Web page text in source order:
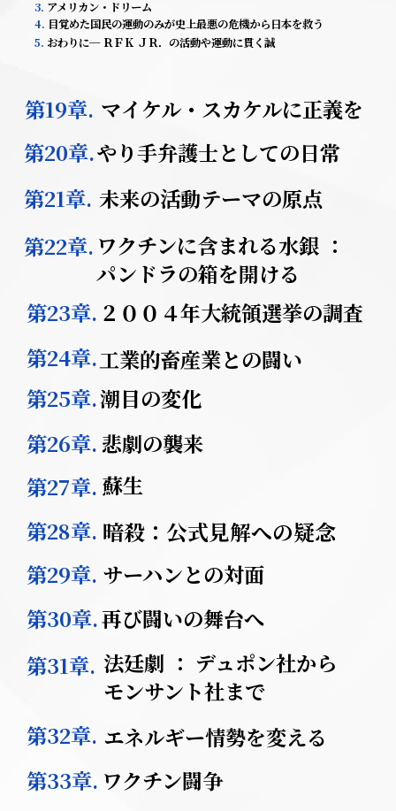
3. アメリカン・ドリーム
4. 目覚めた国民の運動のみが史上最悪の危機から日本を救う
5. おわりに─ ＲＦＫ ＪＲ．の活動や運動に貫く誠
第19章. マイケル・スカケルに正義を
第29章. サーハンとの対面
第20章.やり手弁護士としての日常
第30章.再び闘いの舞台へ
第21章. 未来の活動テーマの原点
法廷劇 ： デュポン社から
モンサント社まで
第31章.
第22章. ワクチンに含まれる水銀 ：
パンドラの箱を開ける
第32章. エネルギー情勢を変える
第23章. ２００４年大統領選挙の調査
第33章. ワクチン闘争
第24章.工業的畜産業との闘い
第25章.潮目の変化
第26章.悲劇の襲来
第27章. 蘇生
第28章. 暗殺：公式見解への疑念